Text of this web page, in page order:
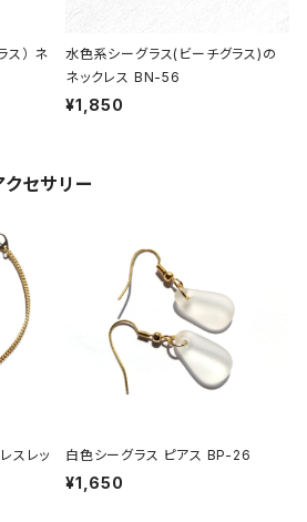
ス） ネ
水色系シーグラス(ビーチグラス)の
ネックレス BN-56
¥1,850
セサリー
スレッ
白色シーグラス ピアス BP-26
¥1,650